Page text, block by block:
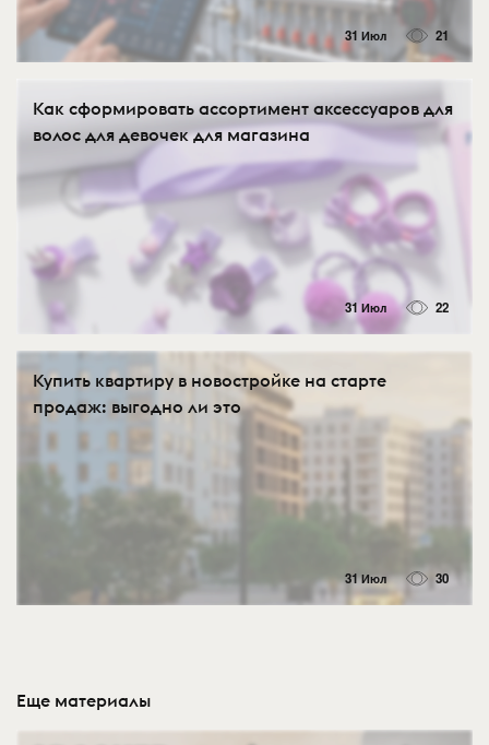
31 Июл 21
Как сформировать ассортимент аксессуаров для
волос для девочек для магазина
31 Июл 22
Купить квартиру в новостройке на старте
продаж: выгодно ли это
31 Июл 30
Еще материалы